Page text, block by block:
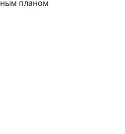
планом